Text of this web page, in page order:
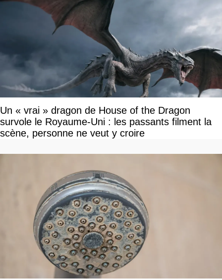
Un « vrai » dragon de House of the Dragon
survole le Royaume-Uni : les passants filment la
scène, personne ne veut y croire